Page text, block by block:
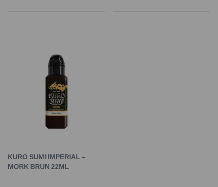
KURO SUMI IMPERIAL –
MORK BRUN 22ML